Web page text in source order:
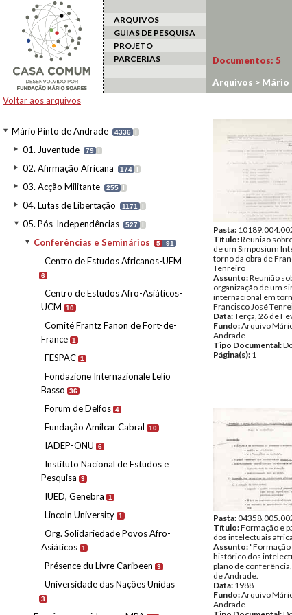
ARQUIVOS
GUIAS DE PESQUISA
PROJETO
PARCERIAS
Voltar aos arquivos
Mário Pinto de Andrade 4336 I
01. Juventude 79 I
02. Afirmação Africana 174 I
03. Acção Militante 255 I
04. Lutas de Libertação 1171 I
05. Pós-Independências 527 I
Conferências e Seminários 5 91
Centro de Estudos Africanos-UEM
6
Centro de Estudos Afro-Asiáticos-
UCM
10
Comité Frantz Fanon de Fort-de-
France 1
FESPAC 1
Fondazione Internazionale Lelio
Basso
36
Forum de Delfos 4
Fundação Amílcar Cabral 10
IADEP-ONU 6
Instituto Nacional de Estudos e
Pesquisa
3
IUED, Genebra 1
Lincoln University 1
Org. Solidariedade Povos Afro-
Asiáticos 1
Présence du Livre Caribeen 3
Universidade das Nações Unidas
3
Documentos: 5
Arquivos > Mário
Pasta:
Título:Reunião
de um Simposium
torno da obra de
Tenreiro
Assunto:Reunião
organização de um
internacional em
Francisco José
Data:Terça, 26 de
Fundo:Arquivo
Andrade
Tipo Documental:
Página(s): 1
Pasta:
Título:Formação e
dos intelectuais
Assunto:"Formação
histórico dos
plano de
de Andrade.
Data: 1988
Fundo:Arquivo
Andrade